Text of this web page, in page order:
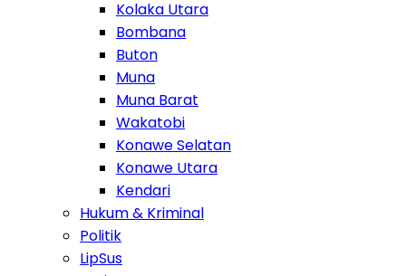
Kolaka Utara
Bombana
Buton
Muna
Muna Barat
Wakatobi
Konawe Selatan
Konawe Utara
Kendari
Hukum & Kriminal
Politik
LipSus